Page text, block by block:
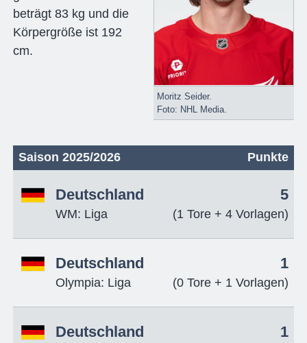
Moritz Seider.
Foto: NHL Media.
beträgt 83 kg und die
Körpergröße ist 192
cm.
Saison 2025/2026 Punkte
Deutschland
WM: Liga
5
(1 Tore + 4 Vorlagen)
Deutschland
Olympia: Liga
1
(0 Tore + 1 Vorlagen)
Deutschland 1